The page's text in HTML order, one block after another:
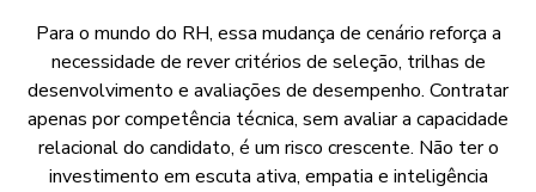
Para o mundo do RH, essa mudança de cenário reforça a
necessidade de rever critérios de seleção, trilhas de
desenvolvimento e avaliações de desempenho. Contratar
apenas por competência técnica, sem avaliar a capacidade
relacional do candidato, é um risco crescente. Não ter o
investimento em escuta ativa, empatia e inteligência